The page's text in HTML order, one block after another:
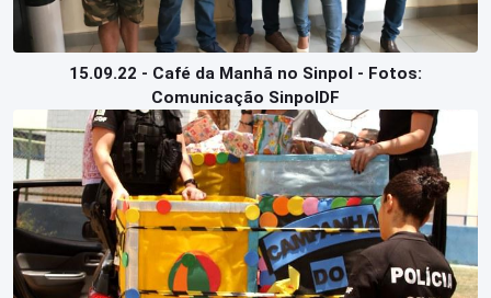
15.09.22 - Café da Manhã no Sinpol - Fotos:
Comunicação SinpolDF